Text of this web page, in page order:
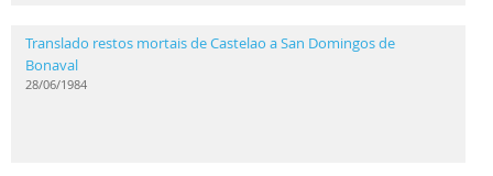
Translado restos mortais de Castelao a San Domingos de
Bonaval
28/06/1984